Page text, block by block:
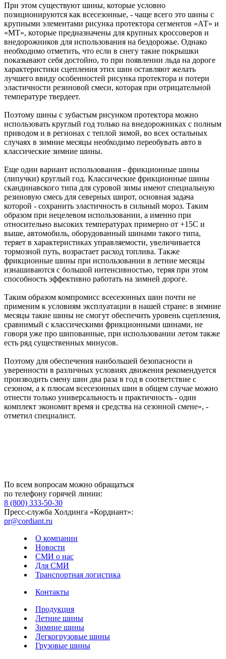
При этом существуют шины, которые условно
позиционируются как всесезонные, - чаще всего это шины с
крупными элементами рисунка протектора сегментов «АТ» и
«МТ», которые предназначены для крупных кроссоверов и
внедорожников для использования на бездорожье. Однако
необходимо отметить, что если в снегу такие покрышки
показывают себя достойно, то при появлении льда на дороге
характеристики сцепления этих шин оставляют желать
лучшего ввиду особенностей рисунка протектора и потери
эластичности резиновой смеси, которая при отрицательной
температуре твердеет.
Поэтому шины с зубастым рисунком протектора можно
использовать круглый год только на внедорожниках с полным
приводом и в регионах с теплой зимой, во всех остальных
случаях в зимние месяцы необходимо переобувать авто в
классические зимние шины.
Еще один вариант использования - фрикционные шины
(липучки) круглый год. Классические фрикционные шины
скандинавского типа для суровой зимы имеют специальную
резиновую смесь для северных широт, основная задача
которой - сохранить эластичность в сильный мороз. Таким
образом при нецелевом использовании, а именно при
относительно высоких температурах примерно от +15С и
выше, автомобиль, оборудованный шинами такого типа,
теряет в характеристиках управляемости, увеличивается
тормозной путь, возрастает расход топлива. Также
фрикционные шины при использовании в летние месяцы
изнашиваются с большой интенсивностью, теряя при этом
способность эффективно работать на зимней дороге.
Таким образом компромисс всесезонных шин почти не
применим к условиям эксплуатации в нашей стране: в зимние
месяцы такие шины не смогут обеспечить уровень сцепления,
сравнимый с классическими фрикционными шинами, не
говоря уже про шипованные, при использовании летом также
есть ряд существенных минусов.
Поэтому для обеспечения наибольшей безопасности и
уверенности в различных условиях движения рекомендуется
производить смену шин два раза в год в соответствие с
сезоном, а к плюсам всесезонных шин в общем случае можно
отнести только универсальность и практичность - один
комплект экономит время и средства на сезонной смене», -
отметил специалист.
По всем вопросам можно обращаться
по телефону горячей линии:
8 (800) 333-50-30
Пресс-служба Холдинга «Кордиант»:
pr@cordiant.ru
О компании
Новости
СМИ о нас
Для СМИ
Транспортная логистика
Контакты
Продукция
Летние шины
Зимние шины
Легкогрузовые шины
Грузовые шины